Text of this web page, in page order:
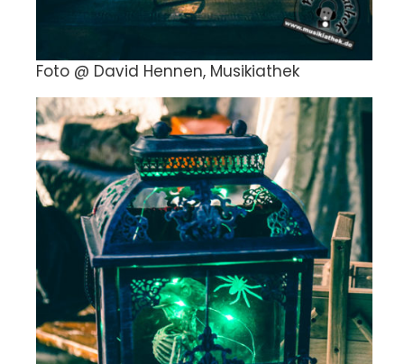
Foto @ David Hennen, Musikiathek